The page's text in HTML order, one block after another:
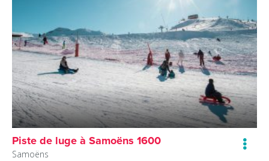
Piste de luge à Samoëns 1600
Samoëns